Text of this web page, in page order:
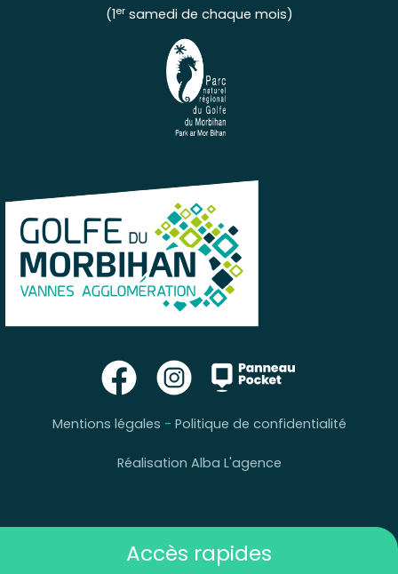
(1ersamedi de chaque mois)
Mentions légales - Politique de confidentialité
Réalisation Alba L'agence
Accès rapides